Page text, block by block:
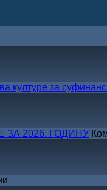
културе за
2026. ГОДИНУ